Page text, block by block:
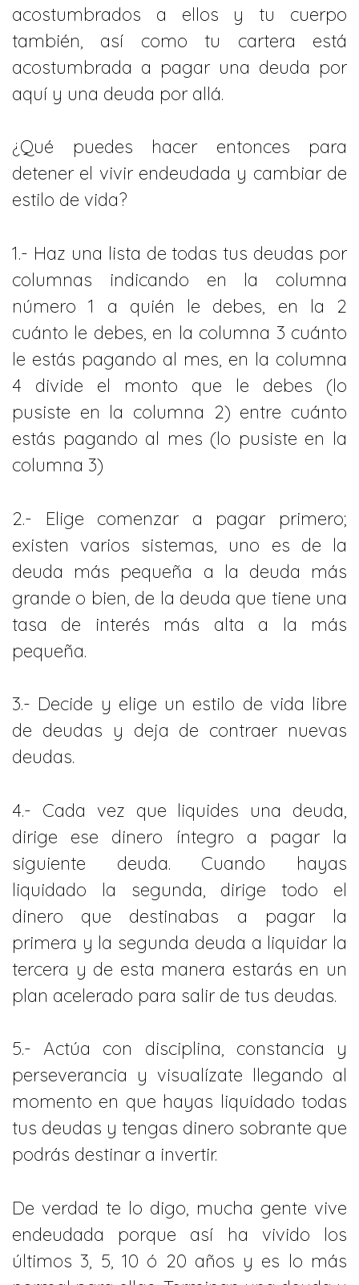
acostumbrados a ellos y tu cuerpo
también, así como tu cartera está
acostumbrada a pagar una deuda por
aquí y una deuda por allá.
¿Qué puedes hacer entonces para
detener el vivir endeudada y cambiar de
estilo de vida?
1.- Haz una lista de todas tus deudas por
columnas indicando en la columna
número 1 a quién le debes, en la 2
cuánto le debes, en la columna 3 cuánto
le estás pagando al mes, en la columna
4 divide el monto que le debes (lo
pusiste en la columna 2) entre cuánto
estás pagando al mes (lo pusiste en la
columna 3)
2.- Elige comenzar a pagar primero;
existen varios sistemas, uno es de la
deuda más pequeña a la deuda más
grande o bien, de la deuda que tiene una
tasa de interés más alta a la más
pequeña.
3.- Decide y elige un estilo de vida libre
de deudas y deja de contraer nuevas
deudas.
4.- Cada vez que liquides una deuda,
dirige ese dinero íntegro a pagar la
siguiente deuda. Cuando hayas
liquidado la segunda, dirige todo el
dinero que destinabas a pagar la
primera y la segunda deuda a liquidar la
tercera y de esta manera estarás en un
plan acelerado para salir de tus deudas.
5.- Actúa con disciplina, constancia y
perseverancia y visualízate llegando al
momento en que hayas liquidado todas
tus deudas y tengas dinero sobrante que
podrás destinar a invertir.
De verdad te lo digo, mucha gente vive
endeudada porque así ha vivido los
últimos 3, 5, 10 ó 20 años y es lo más